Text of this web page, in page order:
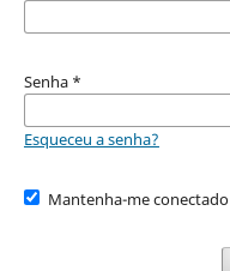
Senha *
Esqueceu a senha?
Mantenha-me conectado